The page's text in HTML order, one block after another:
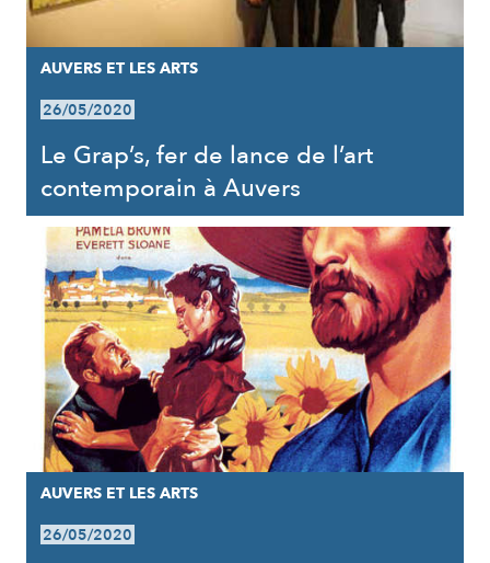
AUVERS ET LES ARTS
26/05/2020
Le Grap’s, fer de lance de l’art
contemporain à Auvers
AUVERS ET LES ARTS
26/05/2020